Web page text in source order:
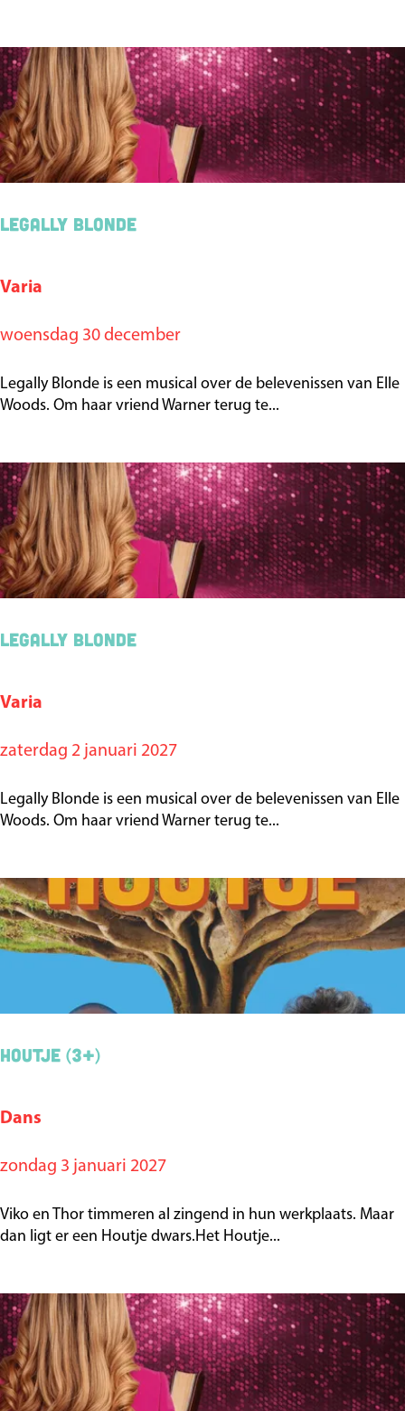
B
l
o
n
d
Legally Blonde
L
g
a
l
B
l
o
n
d
Varia
woensdag 30 december
Legally Blonde is een musical over de belevenissen van Elle
Woods. Om haar vriend Warner terug te...
Legally Blonde
L
g
a
l
B
l
o
Varia
zaterdag 2 januari 2027
Legally Blonde is een musical over de belevenissen van Elle
Woods. Om haar vriend Warner terug te...
Houtje (3+)
H
u
t
j
3
+
)
Dans
zondag 3 januari 2027
Viko en Thor timmeren al zingend in hun werkplaats. Maar
dan ligt er een Houtje dwars.Het Houtje...